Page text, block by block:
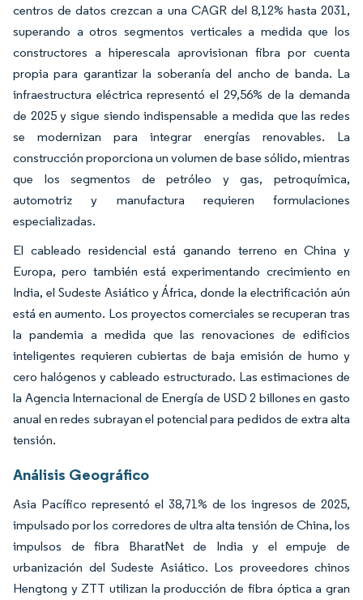
centros de datos crezcan a una CAGR del 8,12% hasta 2031,
superando a otros segmentos verticales a medida que los
constructores a hiperescala aprovisionan fibra por cuenta
propia para garantizar la soberanía del ancho de banda. La
infraestructura eléctrica representó el 29,56% de la demanda
de 2025 y sigue siendo indispensable a medida que las redes
se modernizan para integrar energías renovables. La
construcción proporciona un volumen de base sólido, mientras
que los segmentos de petróleo y gas, petroquímica,
automotriz y manufactura requieren formulaciones
especializadas.
El cableado residencial está ganando terreno en China y
Europa, pero también está experimentando crecimiento en
India, el Sudeste Asiático y África, donde la electrificación aún
está en aumento. Los proyectos comerciales se recuperan tras
la pandemia a medida que las renovaciones de edificios
inteligentes requieren cubiertas de baja emisión de humo y
cero halógenos y cableado estructurado. Las estimaciones de
la Agencia Internacional de Energía de USD 2 billones en gasto
anual en redes subrayan el potencial para pedidos de extra alta
tensión.
Análisis Geográfico
Asia Pacífico representó el 38,71% de los ingresos de 2025,
impulsado por los corredores de ultra alta tensión de China, los
impulsos de fibra BharatNet de India y el empuje de
urbanización del Sudeste Asiático. Los proveedores chinos
Hengtong y ZTT utilizan la producción de fibra óptica a gran